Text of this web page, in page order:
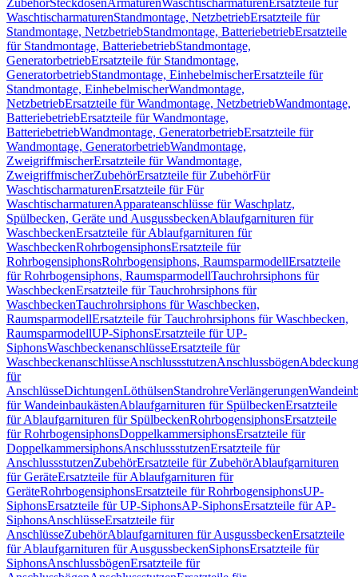
ZubehörSteckdosenArmaturenWaschtischarmaturen Ersatzteile für
WaschtischarmaturenStandmontage, NetzbetriebErsatzteile für
Standmontage, NetzbetriebStandmontage, BatteriebetriebErsatzteile
für Standmontage, BatteriebetriebStandmontage,
GeneratorbetriebErsatzteile für Standmontage,
GeneratorbetriebStandmontage, EinhebelmischerErsatzteile für
Standmontage, EinhebelmischerWandmontage,
NetzbetriebErsatzteile für Wandmontage, NetzbetriebWandmontage,
BatteriebetriebErsatzteile für Wandmontage,
BatteriebetriebWandmontage, GeneratorbetriebErsatzteile für
Wandmontage, GeneratorbetriebWandmontage,
ZweigriffmischerErsatzteile für Wandmontage,
ZweigriffmischerZubehörErsatzteile für ZubehörFür
WaschtischarmaturenErsatzteile für Für
WaschtischarmaturenApparateanschlüsse für Waschplatz,
Spülbecken, Geräte und AusgussbeckenAblaufgarnituren für
WaschbeckenErsatzteile für Ablaufgarnituren für
WaschbeckenRohrbogensiphonsErsatzteile für
RohrbogensiphonsRohrbogensiphons, RaumsparmodellErsatzteile
für Rohrbogensiphons, RaumsparmodellTauchrohrsiphons für
WaschbeckenErsatzteile für Tauchrohrsiphons für
WaschbeckenTauchrohrsiphons für Waschbecken,
RaumsparmodellErsatzteile für Tauchrohrsiphons für Waschbecken,
RaumsparmodellUP-SiphonsErsatzteile für UP-
SiphonsWaschbeckenanschlüsseErsatzteile für
WaschbeckenanschlüsseAnschlussstutzenAnschlussbögen
für
AnschlüsseDichtungenLöthülsenStandrohreVerlängerungen
für WandeinbaukästenAblaufgarnituren für SpülbeckenErsatzteile
für Ablaufgarnituren für SpülbeckenRohrbogensiphonsErsatzteile
für RohrbogensiphonsDoppelkammersiphonsErsatzteile für
DoppelkammersiphonsAnschlussstutzenErsatzteile für
AnschlussstutzenZubehörErsatzteile für ZubehörAblaufgarnituren
für GeräteErsatzteile für Ablaufgarnituren für
GeräteRohrbogensiphonsErsatzteile für RohrbogensiphonsUP-
SiphonsErsatzteile für UP-SiphonsAP-SiphonsErsatzteile für AP-
SiphonsAnschlüsseErsatzteile für
AnschlüsseZubehörAblaufgarnituren für AusgussbeckenErsatzteile
für Ablaufgarnituren für AusgussbeckenSiphonsErsatzteile für
SiphonsAnschlussbögenErsatzteile für